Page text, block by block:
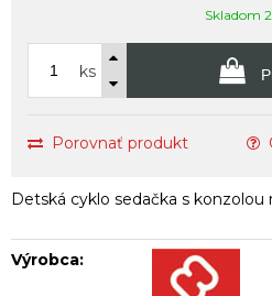
Skladom
ks
Porovnať produkt
Detská cyklo sedačka s konzolou
Výrobca: